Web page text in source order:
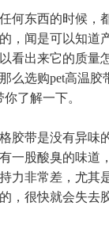
何东西的时候，
，闻是可以知道
看出来它的质量
么选购pet高温胶
了解一下。
胶带是没有异味
一股酸臭的味道
力非常差，尤其
，很快就会失去